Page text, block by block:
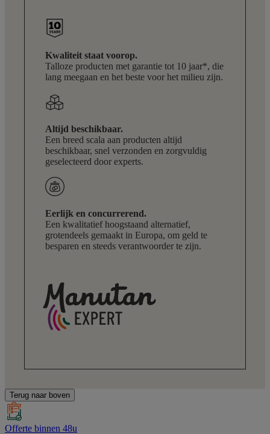
Kwaliteit staat voorop.
Talloze producten met garantie tot 10 jaar*, die
lang meegaan en het beste voor het milieu zijn.
Altijd beschikbaar.
Een breed scala aan producten altijd
beschikbaar, snel verzonden en zorgvuldig
geselecteerd door experts.
Eerlijk en concurrerend.
Een kwalitatief hoogstaand alternatief,
grotendeels gemaakt in Europa, om geld te
besparen en steeds verantwoorder te zijn.
Terug naar boven
Offerte binnen 48u